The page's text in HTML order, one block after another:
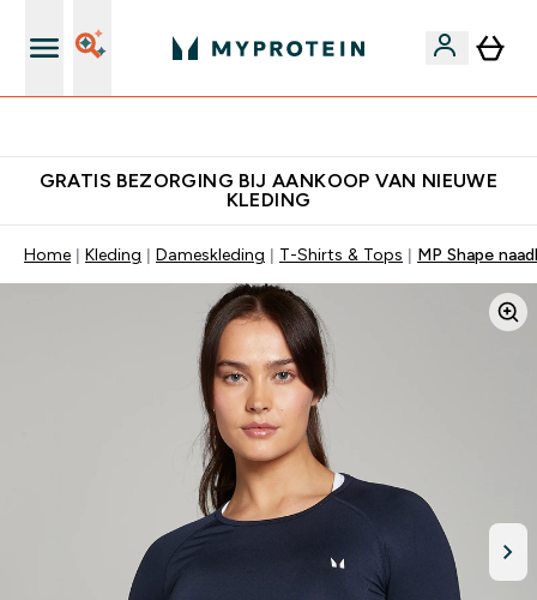
GRATIS BEZORGING BIJ AANKOOP VAN NIEUWE
KLEDING
Home Kleding Dameskleding T-Shirts & Tops MP Shape